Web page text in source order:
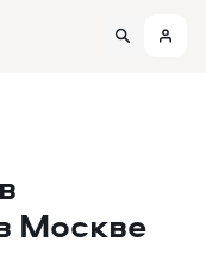
Москве